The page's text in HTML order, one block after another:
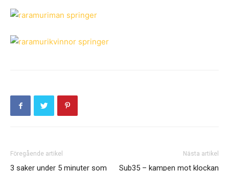
Föregående artikel
3 saker under 5 minuter som
Nästa artikel
Sub35 – kampen mot klockan